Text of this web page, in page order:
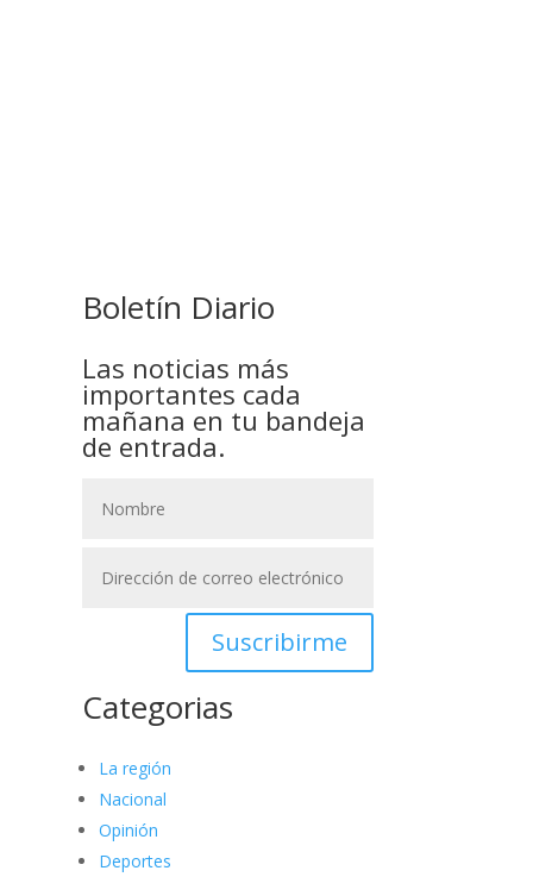
Boletín Diario
Las noticias más
importantes cada
mañana en tu bandeja
de entrada.
Suscribirme
Categorias
La región
Nacional
Opinión
Deportes